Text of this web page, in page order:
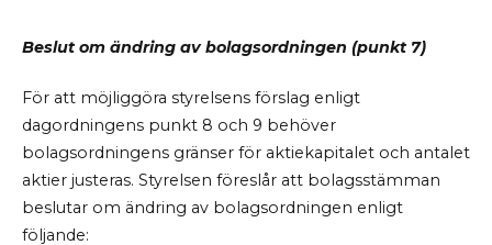
Beslut om ändring av bolagsordningen (punkt 7)
För att möjliggöra styrelsens förslag enligt
dagordningens punkt 8 och 9 behöver
bolagsordningens gränser för aktiekapitalet och antalet
aktier justeras. Styrelsen föreslår att bolagsstämman
beslutar om ändring av bolagsordningen enligt
följande: